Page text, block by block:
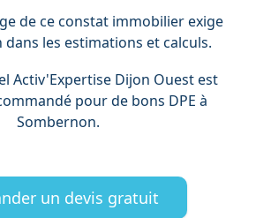
de ce constat immobilier exige
dans les estimations et calculs.
Activ'Expertise Dijon Ouest est
pour de bons DPE à
Sombernon.
un devis gratuit